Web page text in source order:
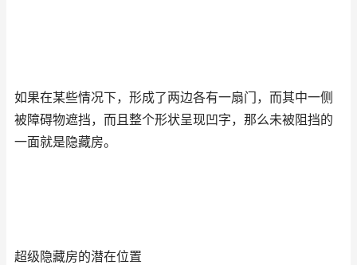
如果在某些情况下，形成了两边各有一扇门，而其中一侧
被障碍物遮挡，而且整个形状呈现凹字，那么未被阻挡的
一面就是隐藏房。
超级隐藏房的潜在位置